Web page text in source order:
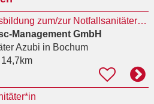
Jetzt als Ausbildung zum/zur Notfallsanitäter:in (Vollzeit) in 44787 Bochum bewerben
Management GmbH
Azubi in Bochum
14,7km